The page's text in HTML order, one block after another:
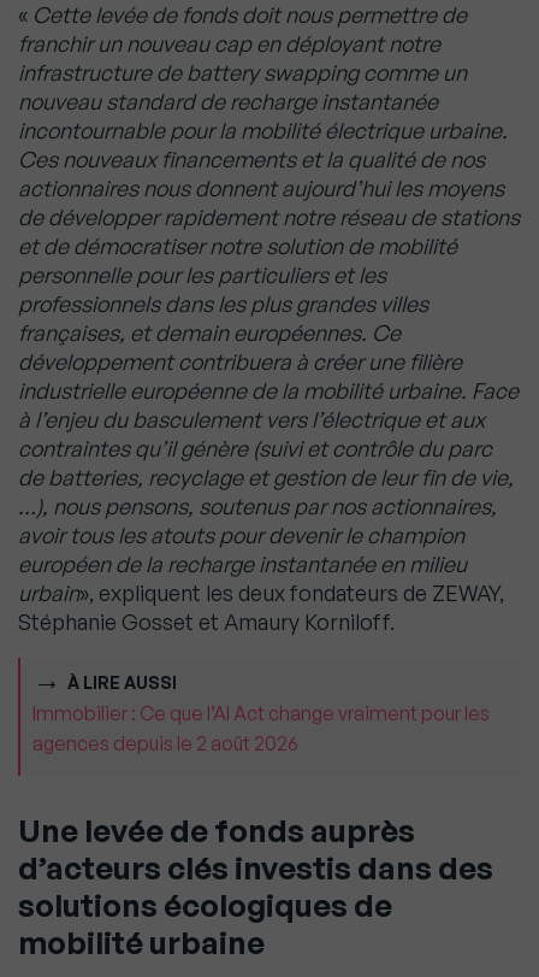
« Cette levée de fonds doit nous permettre de
franchir un nouveau cap en déployant notre
infrastructure de battery swapping comme un
nouveau standard de recharge instantanée
incontournable pour la mobilité électrique urbaine.
Ces nouveaux financements et la qualité de nos
actionnaires nous donnent aujourd’hui les moyens
de développer rapidement notre réseau de stations
et de démocratiser notre solution de mobilité
personnelle pour les particuliers et les
professionnels dans les plus grandes villes
françaises, et demain européennes. Ce
développement contribuera à créer une filière
industrielle européenne de la mobilité urbaine. Face
à l’enjeu du basculement vers l’électrique et aux
contraintes qu’il génère (suivi et contrôle du parc
de batteries, recyclage et gestion de leur fin de vie,
…), nous pensons, soutenus par nos actionnaires,
avoir tous les atouts pour devenir le champion
européen de la recharge instantanée en milieu
urbain», expliquent les deux fondateurs de ZEWAY,
Stéphanie Gosset et Amaury Korniloff.
À LIRE AUSSI
Immobilier : Ce que l’AI Act change vraiment pour les
agences depuis le 2 août 2026
Une levée de fonds auprès
d’acteurs clés investis dans des
solutions écologiques de
mobilité urbaine